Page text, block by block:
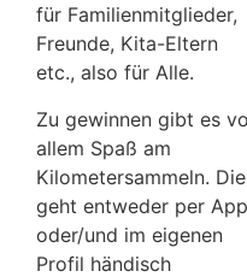
für Familienmitglieder,
Freunde, Kita-Eltern
etc., also für Alle.
Zu gewinnen gibt es
allem Spaß am
Kilometersammeln.
geht entweder per App
oder/und im eigenen
Profil händisch